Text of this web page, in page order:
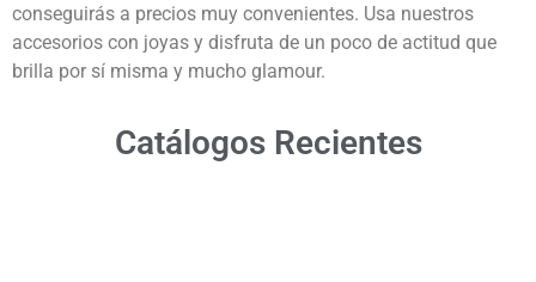
conseguirás a precios muy convenientes. Usa nuestros
accesorios con joyas y disfruta de un poco de actitud que
brilla por sí misma y mucho glamour.
Catálogos Recientes